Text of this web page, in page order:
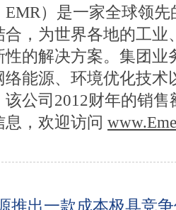
EMR）是一家全球领
，为世界各地的工业
的解决方案。集团业
能源、环境优化技术
公司2012财年的销售
，欢迎访问
推出一款成本极具竞